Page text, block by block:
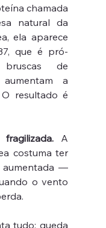
chamada
natural da
ela aparece
que é pró-
bruscas de
a
resultado é
A
costuma ter
aumentada —
o vento
tudo: queda